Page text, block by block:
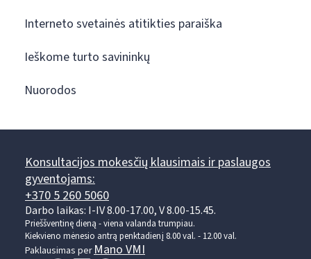
Interneto svetainės atitikties paraiška
Ieškome turto savininkų
Nuorodos
Konsultacijos mokesčių klausimais ir paslaugos
gyventojams:
+370 5 260 5060
Darbo laikas: I-IV 8.00-17.00, V 8.00-15.45.
Prieššventinę dieną - viena valanda trumpiau.
Kiekvieno mėnesio antrą penktadienį 8.00 val. - 12.00 val.
Paklausimas per Mano VMI